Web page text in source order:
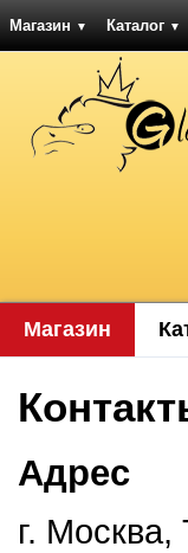
Магазин ▼ Каталог ▼
Магазин
Адрес
г.